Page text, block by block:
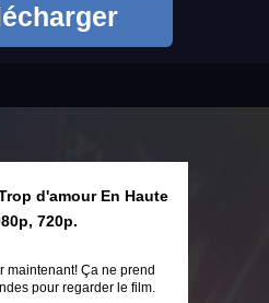
d'amour En Haute
720p.
maintenant! Ça ne prend
pour regarder le film.